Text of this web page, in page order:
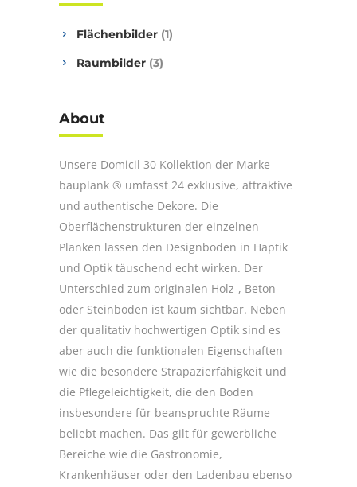
Flächenbilder (1)
Raumbilder (3)
About
Unsere Domicil 30 Kollektion der Marke
bauplank ® umfasst 24 exklusive, attraktive
und authentische Dekore. Die
Oberflächenstrukturen der einzelnen
Planken lassen den Designboden in Haptik
und Optik täuschend echt wirken. Der
Unterschied zum originalen Holz-, Beton-
oder Steinboden ist kaum sichtbar. Neben
der qualitativ hochwertigen Optik sind es
aber auch die funktionalen Eigenschaften
wie die besondere Strapazierfähigkeit und
die Pflegeleichtigkeit, die den Boden
insbesondere für beanspruchte Räume
beliebt machen. Das gilt für gewerbliche
Bereiche wie die Gastronomie,
Krankenhäuser oder den Ladenbau ebenso